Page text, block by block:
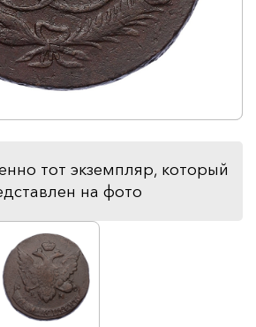
тот экземпляр, который
на фото